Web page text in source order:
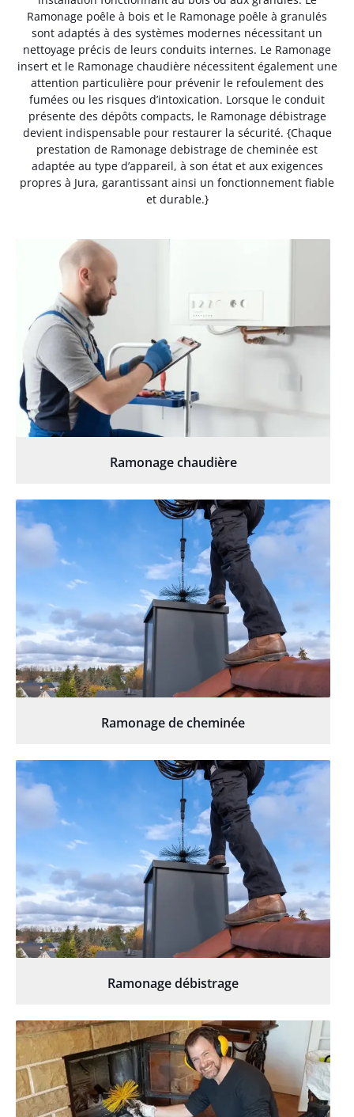
Ramonage poêle à bois et le Ramonage poêle à granulés
sont adaptés à des systèmes modernes nécessitant un
nettoyage précis de leurs conduits internes. Le Ramonage
insert et le Ramonage chaudière nécessitent également une
attention particulière pour prévenir le refoulement des
fumées ou les risques d’intoxication. Lorsque le conduit
présente des dépôts compacts, le Ramonage débistrage
devient indispensable pour restaurer la sécurité. {Chaque
prestation de Ramonage debistrage de cheminée est
adaptée au type d’appareil, à son état et aux exigences
propres à Jura, garantissant ainsi un fonctionnement fiable
et durable.}
Ramonage chaudière
Ramonage de cheminée
Ramonage débistrage